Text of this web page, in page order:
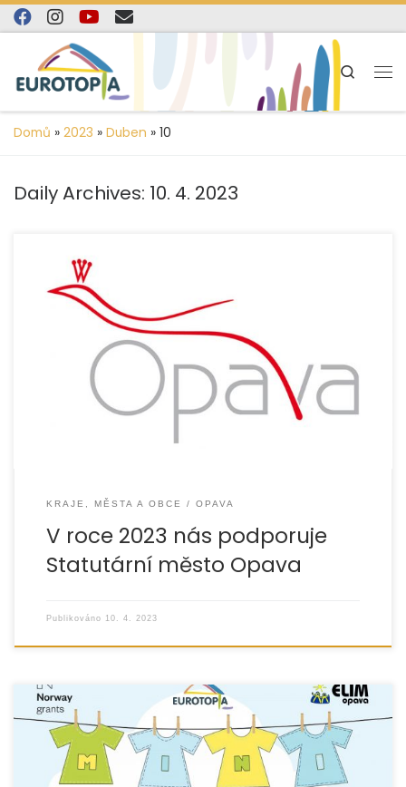
content
Skip to content
Search
Domů » 2023 » Duben » 10
Daily Archives: 10. 4. 2023
Statutární město Opava je stabilním donátorem a podílí
se na financování sociálních služeb, které naše
organizace EUROTOPIA.CZ, o.p.s. ve městě provozuje
KRAJE, MĚSTA A OBCE OPAVA
V roce 2023 nás podporuje
Statutární město Opava
Publikováno 10. 4. 2023